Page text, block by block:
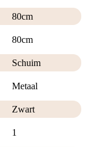
80cm
80cm
Schuim
Metaal
Zwart
1